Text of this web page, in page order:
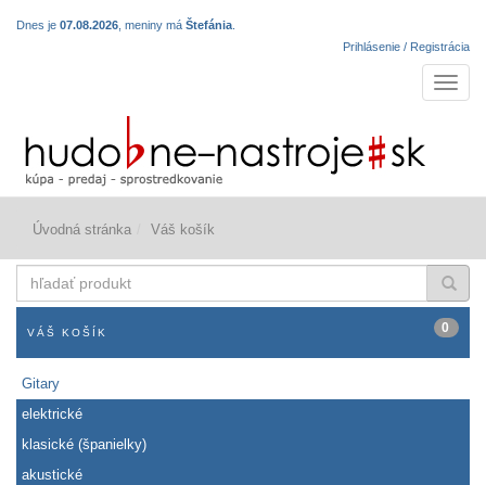
Dnes je 07.08.2026 , meniny má Štefánia
Prihlásenie / Registrácia
Úvodná stránka Váš košík
produkt
VÁŠ KOŠÍK 0
Gitary
elektrické
klasické (španielky)
akustické